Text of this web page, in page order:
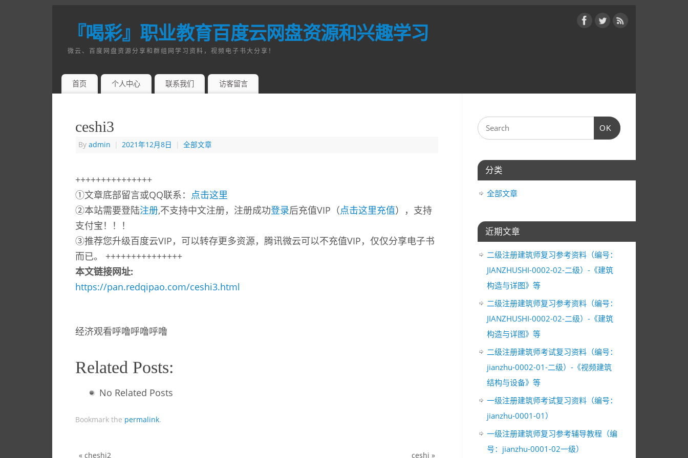
『喝彩』职业教育百度云网盘资源和兴趣学习
微云、百度网盘资源分享和群组网学习资料，视频电子书大分享！
首页 个人中心 联系我们 访客留言
ceshi3
By admin | 2021年12月8日 | 全部文章
+++++++++++++++
①文章底部留言或QQ联系： 点击这里
②本站需要登陆注册,不支持中文注册，注册成功登录后充值VIP（点击这里充值），支持
支付宝！！！
③推荐您升级百度云VIP，可以转存更多资源，腾讯微云可以不充值VIP，仅仅分享电子书
而已。 +++++++++++++++
本文链接网址:
https://pan.redqipao.com/ceshi3.html
经济观看呼噜呼噜呼噜
Related Posts:
No Related Posts
Bookmark the permalink.
« cheshi2 ceshi »
OK
分类
全部文章
近期文章
二级注册建筑师复习参考资料（编号：
JIANZHUSHI-0002-02-二级）-《建筑
构造与详图》等
二级注册建筑师复习参考资料（编号：
JIANZHUSHI-0002-02-二级）-《建筑
构造与详图》等
二级注册建筑师考试复习资料（编号：
jianzhu-0002-01-二级）-《视频建筑
结构与设备》等
一级注册建筑师考试复习资料（编号：
jianzhu-0001-01）
一级注册建筑师复习参考辅导教程（编
号：jianzhu-0001-02一级）